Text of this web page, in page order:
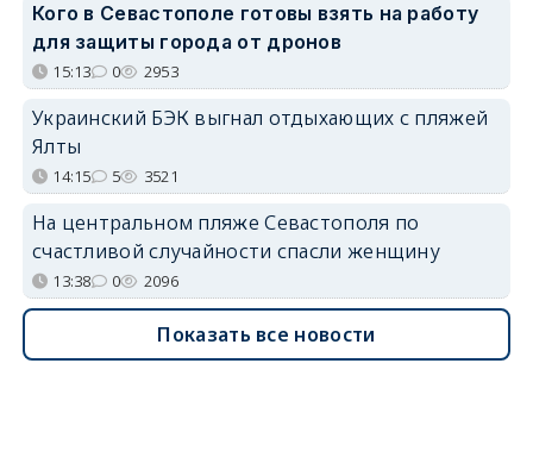
Кого в Севастополе готовы взять на работу
для защиты города от дронов
15:13 0 2953
Украинский БЭК выгнал отдыхающих с пляжей
Ялты
14:15 5 3521
На центральном пляже Севастополя по
счастливой случайности спасли женщину
13:38 0 2096
Показать все новости